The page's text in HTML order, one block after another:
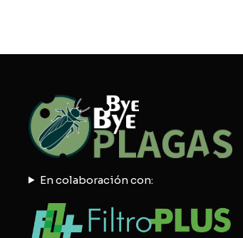
En colaboración con: